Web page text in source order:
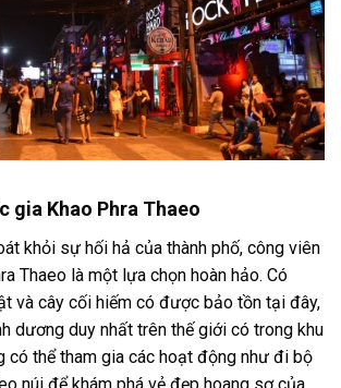
gia Khao Phra Thaeo
khỏi sự hối hả của thành phố, công viên
Thaeo là một lựa chọn hoàn hảo. Có
và cây cối hiếm có được bảo tồn tại đây,
dương duy nhất trên thế giới có trong khu
có thể tham gia các hoạt động như đi bộ
núi để khám phá vẻ đẹp hoang sơ của